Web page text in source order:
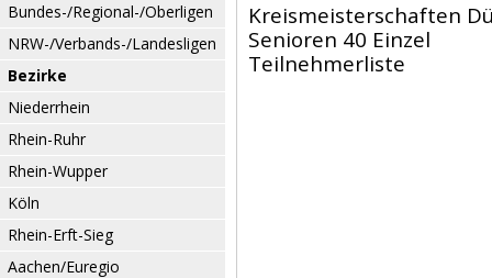
Bundes-/Regional-/Oberligen
NRW-/Verbands-/Landesligen
Bezirke
Niederrhein
Rhein-Ruhr
Rhein-Wupper
Köln
Rhein-Erft-Sieg
Aachen/Euregio
Kreismeisterschaften
Senioren 40 Einzel
Teilnehmerliste